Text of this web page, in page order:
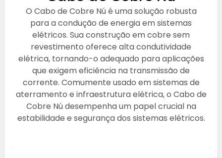
O Cabo de Cobre Nú é uma solução robusta
para a condução de energia em sistemas
elétricos. Sua construção em cobre sem
revestimento oferece alta condutividade
elétrica, tornando-o adequado para aplicações
que exigem eficiência na transmissão de
corrente. Comumente usado em sistemas de
aterramento e infraestrutura elétrica, o Cabo de
Cobre Nú desempenha um papel crucial na
estabilidade e segurança dos sistemas elétricos.